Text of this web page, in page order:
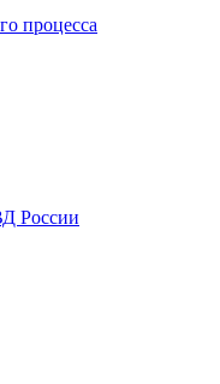
процесса
России